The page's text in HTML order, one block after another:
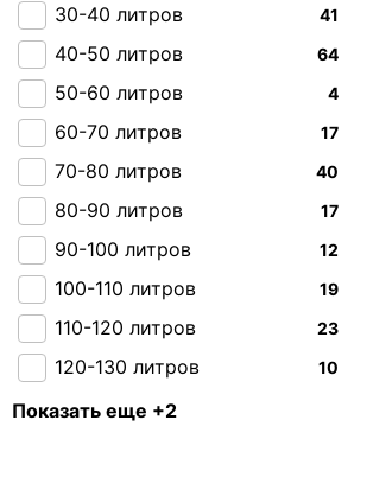
41
30-40 литров
64
40-50 литров
4
50-60 литров
17
60-70 литров
40
70-80 литров
17
80-90 литров
12
90-100 литров
19
100-110 литров
23
110-120 литров
10
120-130 литров
130-140 литров
Показать еще +2